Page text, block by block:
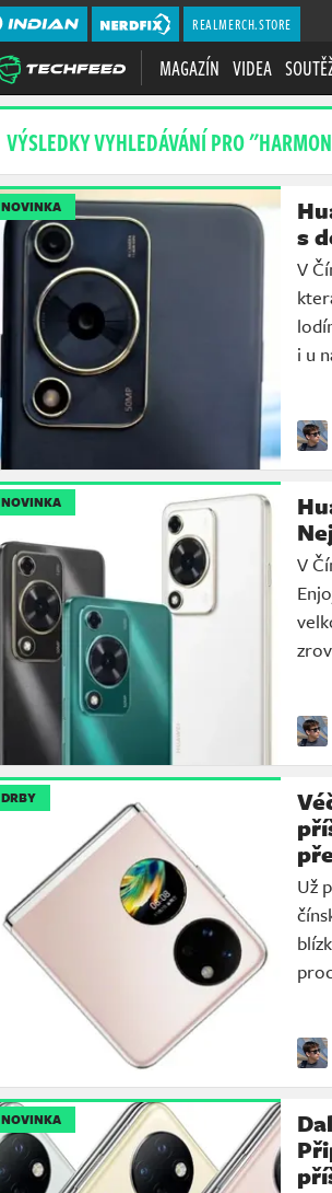
REALMERCH.STORE
MAGAZÍN VIDEA
VÝSLEDKY VYHLEDÁVÁNÍ PRO
NOVINKA
s
V
i u
NOVINKA
V
DRBY
Už
NOVINKA